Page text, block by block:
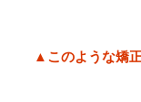
▲このような矯